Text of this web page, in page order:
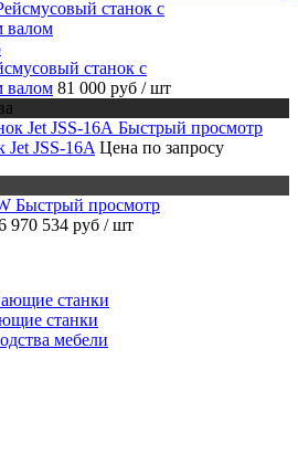
станок с
валом 81 000 руб / шт
Быстрый просмотр
Jet JSS-16A Цена по запросу
Быстрый просмотр
970 534 руб / шт
станки
станки
мебели